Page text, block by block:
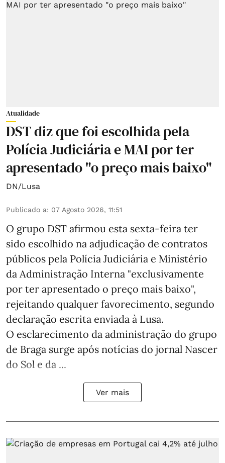
Atualidade
DST diz que foi escolhida pela
Polícia Judiciária e MAI por ter
apresentado "o preço mais baixo"
DN/Lusa
Publicado a: 07 Agosto 2026, 11:51
O grupo DST afirmou esta sexta-feira ter
sido escolhido na adjudicação de contratos
públicos pela Polícia Judiciária e Ministério
da Administração Interna "exclusivamente
por ter apresentado o preço mais baixo",
rejeitando qualquer favorecimento, segundo
declaração escrita enviada à Lusa.
O esclarecimento da administração do grupo
de Braga surge após notícias do jornal Nascer
do Sol e da ...
Ver mais